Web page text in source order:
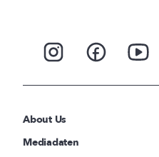
About Us
Mediadaten